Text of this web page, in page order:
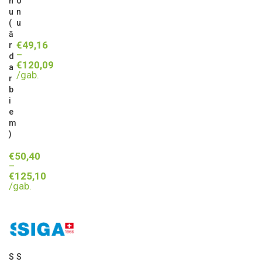
u
(
ā
r
d
a
r
b
i
e
m
)
€50,40
–
€125,10
/gab.
n
u
€49,16
–
€120,09
/gab.
S S